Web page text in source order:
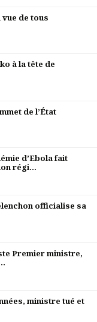
de tous
à la tête de
de l’État
d’Ebola fait
régi...
officialise sa
Premier ministre,
ministre tué et